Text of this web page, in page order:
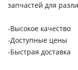
2024 - н.в. 1
Zeekr X
2023 - н.в. 1
Zeekr 007
запчастей для
-Высокое качество
-Доступные цены
-Быстрая доставка